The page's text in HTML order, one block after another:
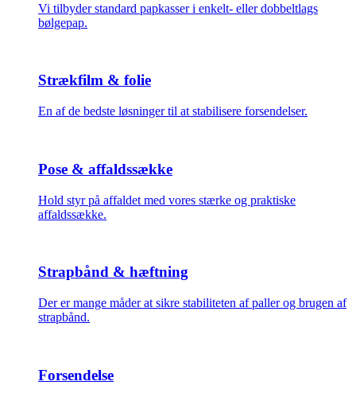
Vi tilbyder standard papkasser i enkelt- eller dobbeltlags
bølgepap.
Strækfilm & folie
En af de bedste løsninger til at stabilisere forsendelser.
Pose & affaldssække
Hold styr på affaldet med vores stærke og praktiske
affaldssække.
Strapbånd & hæftning
Der er mange måder at sikre stabiliteten af paller og brugen af
strapbånd.
Forsendelse